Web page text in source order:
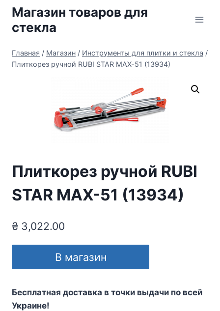
Перейти
содержимому
Магазин товаров для
стекла
Главная / Магазин / Инструменты для плитки и стекла /
Плиткорез ручной RUBI STAR MAX-51 (13934)
Плиткорез ручной RUBI
STAR MAX-51 (13934)
₴ 3,022.00
В магазин
Бесплатная доставка в точки выдачи по всей
Украине!